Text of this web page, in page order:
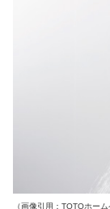
（画像引用：TOTOホー